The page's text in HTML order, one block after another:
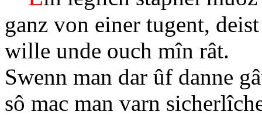
ganz von einer tugent,
wille unde ouch mîn rât.
Swenn man dar ûf danne
sô mac man varn